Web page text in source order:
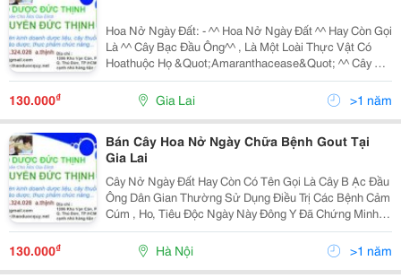
Hoa Nở Ngày Đất: - ^^ Hoa Nở Ngày Đất ^^ Hay Còn Gọi
Là ^^ Cây Bạc Đầu Ông^^ , Là Một Loài Thực Vật Có
Hoathuộc Họ &Quot;Amaranthacease&Quot; ^^ Cây Nở
Ngày Đất ^^ Có Nguồn Gốc Ở ^^ Châu Mỹ ^^ . Hiện
Được Trồng Ở Nhiều Nơi Trên Thế Giới Để Làm Thuốc
130.000₫ Gia Lai >1 năm
Bán Cây Hoa Nở Ngày Chữa Bệnh Gout Tại
Gia Lai
Cây Nở Ngày Đất Hay Còn Có Tên Gọi Là Cây B Ạc Đầu
Ông Dân Gian Thường Sử Dụng Điều Trị Các Bệnh Cảm
Cúm , Ho, Tiêu Độc Ngày Này Đông Y Đã Chứng Minh
Cây Thân Cỏ Này Tốt Cho Người Bị Đau Nhức Xương
Khớp Đặc Biệt Dùng Cho Bệnh Nhân Gout Rất Hiệu
130.000₫ Hà Nội >1 năm